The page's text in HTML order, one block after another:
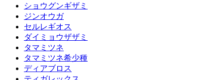
ショウグンギザミ
ジンオウガ
セルレギオス
ダイミョウザザミ
タマミツネ
タマミツネ希少種
ディアブロス